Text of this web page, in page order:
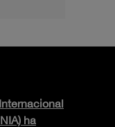
ha